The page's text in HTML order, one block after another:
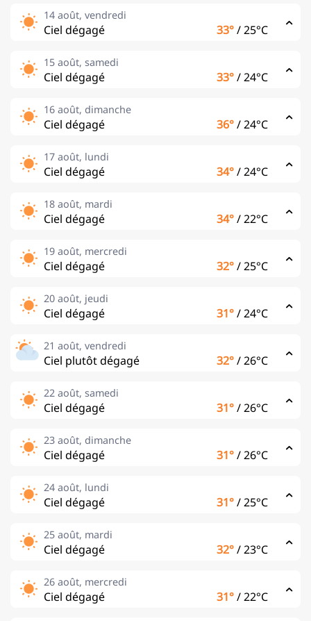
14 août, vendredi
Ciel dégagé 33°/25°C
15 août, samedi
Ciel dégagé 33°/24°C
16 août, dimanche
Ciel dégagé 36°/24°C
17 août, lundi
Ciel dégagé 34°/24°C
18 août, mardi
Ciel dégagé 34°/22°C
19 août, mercredi
Ciel dégagé 32°/25°C
20 août, jeudi
Ciel dégagé 31°/24°C
21 août, vendredi
Ciel plutôt dégagé 32°/26°C
22 août, samedi
Ciel dégagé 31°/26°C
23 août, dimanche
Ciel dégagé 31°/26°C
24 août, lundi
Ciel dégagé 31°/25°C
25 août, mardi
Ciel dégagé 32°/23°C
26 août, mercredi
Ciel dégagé 31°/22°C